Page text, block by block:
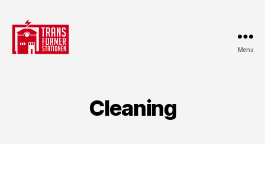
Menu
Cleaning